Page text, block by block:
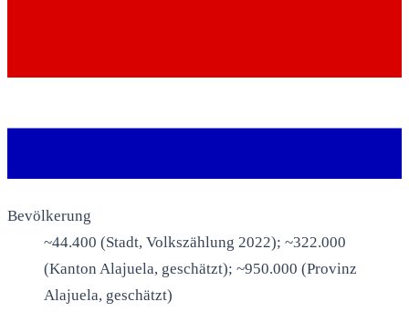
Bevölkerung
~44.400 (Stadt, Volkszählung 2022); ~322.000
(Kanton Alajuela, geschätzt); ~950.000 (Provinz
Alajuela, geschätzt)